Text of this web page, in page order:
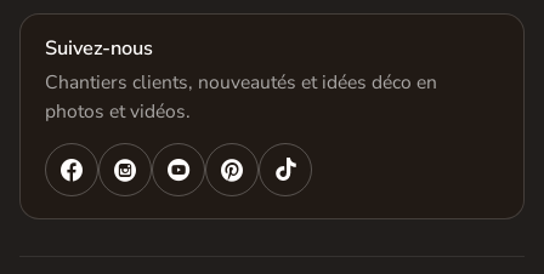
Suivez-nous
Chantiers clients, nouveautés et idées déco en
photos et vidéos.
   